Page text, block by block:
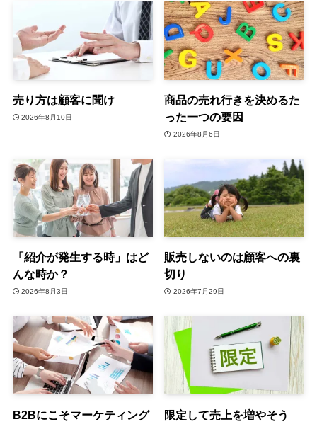
売り方は顧客に聞け
2026年8月10日
商品の売れ行きを決めるた
った一つの要因
2026年8月6日
「紹介が発生する時」はど
んな時か？
2026年8月3日
販売しないのは顧客への裏
切り
2026年7月29日
B2Bにこそマーケティング
限定して売上を増やそう